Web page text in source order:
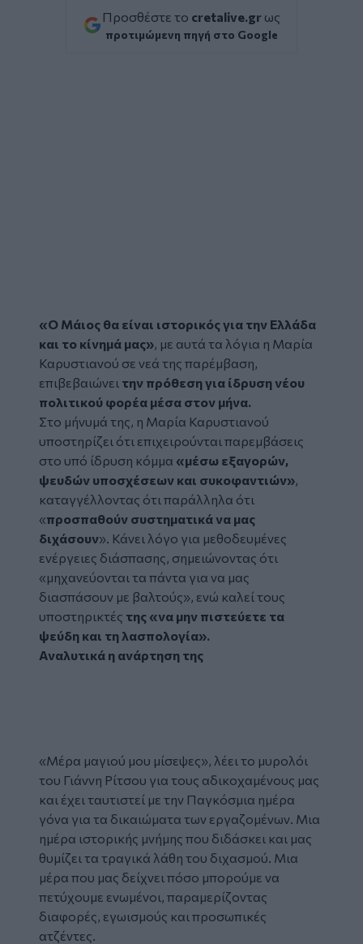
Προσθέστε το cretalive.gr ως
προτιμώμενη πηγή στο Google
«Ο Μάιος θα είναι ιστορικός για την Ελλάδα
και το κίνημά μας», με αυτά τα λόγια η Μαρία
Καρυστιανού σε νεά της παρέμβαση,
επιβεβαιώνει την πρόθεση για ίδρυση νέου
πολιτικού φορέα μέσα στον μήνα.
Στο μήνυμά της, η Μαρία Καρυστιανού
υποστηρίζει ότι επιχειρούνται παρεμβάσεις
στο υπό ίδρυση κόμμα «μέσω εξαγορών,
ψευδών υποσχέσεων και συκοφαντιών»,
καταγγέλλοντας ότι παράλληλα ότι
«προσπαθούν συστηματικά να μας
διχάσουν». Κάνει λόγο για μεθοδευμένες
ενέργειες διάσπασης, σημειώνοντας ότι
«μηχανεύονται τα πάντα για να μας
διασπάσουν με βαλτούς», ενώ καλεί τους
υποστηρικτές της «να μην πιστεύετε τα
ψεύδη και τη λασπολογία».
Αναλυτικά η ανάρτηση της
«Μέρα μαγιού μου μίσεψες», λέει το μυρολόι
του Γιάννη Ρίτσου για τους αδικοχαμένους μας
και έχει ταυτιστεί με την Παγκόσμια ημέρα
γόνα για τα δικαιώματα των εργαζομένων. Μια
ημέρα ιστορικής μνήμης που διδάσκει και μας
θυμίζει τα τραγικά λάθη του διχασμού. Μια
μέρα που μας δείχνει πόσο μπορούμε να
πετύχουμε ενωμένοι, παραμερίζοντας
διαφορές, εγωισμούς και προσωπικές
ατζέντες.